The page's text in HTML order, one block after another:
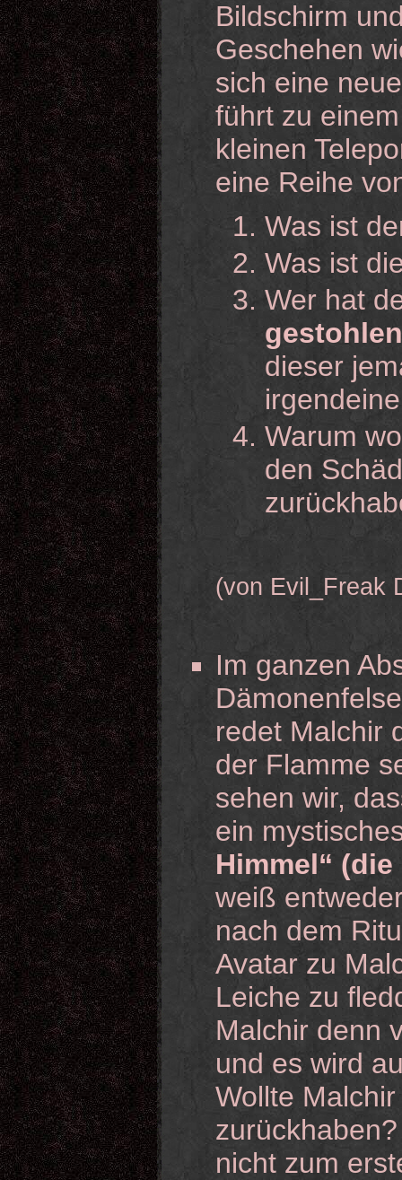
Bildschirm
Geschehen
sich eine
führt zu
kleinen
eine Reihe
Was ist
Was ist
Wer hat
gestohlen
dieser
Warum
den
(von Evil_Freak
Im ganzen
redet Malchir
der Flamme
sehen wir,
ein
Himmel“
weiß
nach dem
Avatar zu
Leiche zu
Malchir denn
und es wird
Wollte
nicht zum